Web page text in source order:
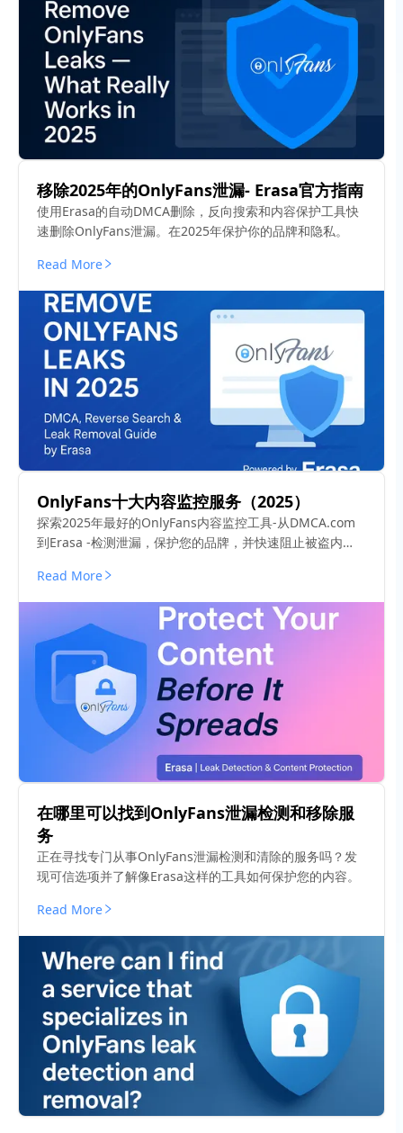
移除2025年的OnlyFans泄漏- Erasa官方指南
使用Erasa的自动DMCA删除，反向搜索和内容保护工具快
速删除OnlyFans泄漏。在2025年保护你的品牌和隐私。
Read More
OnlyFans十大内容监控服务（2025）
探索2025年最好的OnlyFans内容监控工具-从DMCA.com
到Erasa -检测泄漏，保护您的品牌，并快速阻止被盗内
Read More
在哪里可以找到OnlyFans泄漏检测和移除服
务
正在寻找专门从事OnlyFans泄漏检测和清除的服务吗？发
现可信选项并了解像Erasa这样的工具如何保护您的内容。
Read More